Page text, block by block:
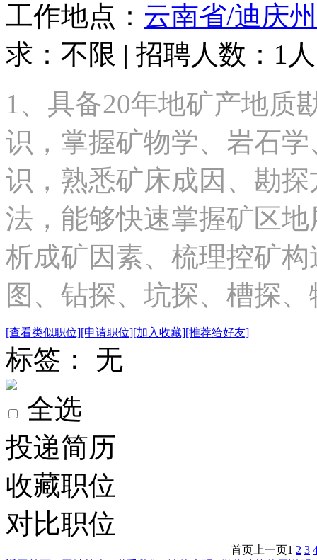
工作地点： 云南省/迪庆州
求：不限 | 招聘人数：1人
1、具备20年地矿产地质
识，掌握矿物学、岩石
识，熟悉矿床成因、勘
法，能够快速掌握矿区
析成矿因素、梳理控矿
图、钻探、坑探、槽探
[查看类似职位][申请职位][加入收藏][推荐给好友]
标签： 无
全选
投递简历
收藏职位
对比职位
首页 上一页1 2 3